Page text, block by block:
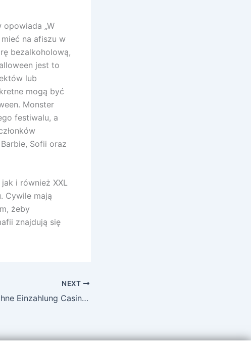
„W
na afiszu w
bezalkoholową,
jest to
lub
mogą być
Monster
festiwalu, a
Sofii oraz
i również XXL
Cywile mają
żeby
znajdują się
NEXT
Freispiele ohne Einzahlung Casino Slotty Vegas Casino 2025 letzter schrei 1800 tennis stars Angeschlossen Slot Free Spins WordPress